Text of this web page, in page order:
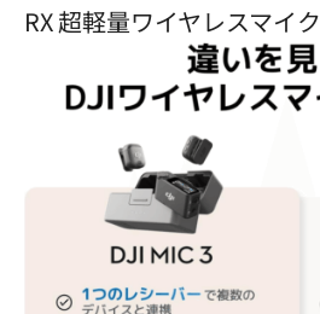
RX 超軽量ワイヤレスマイク